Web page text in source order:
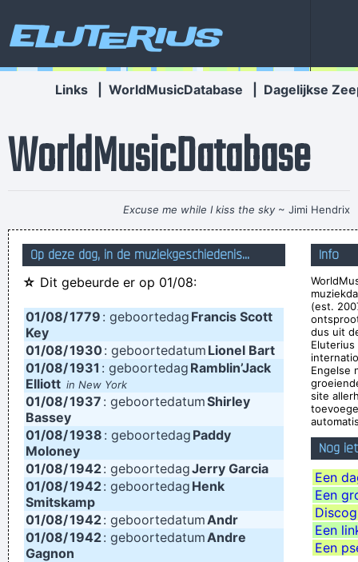
Eluterius
Links WorldMusicDatabase Dagelijkse
WorldMusicDatabase
Excuse me while I kiss the sky ~ Jimi Hendrix
I can spot empty flattery and know exactly where I stand. In
the end it´s really only my own approval or disapproval that
means anything.
~ Agneta Fältskog
. And these children that you spit on as they try to change
their worlds, they are immune to your consultations, they´ re
quite aware of what they´ re going through.
~ David Bowie
I was only 21 I was just trying to take everyday subjects and
write about things other people weren´t writing about -
~ Paul Weller
... Just as Jesus created wine from water, we humans are
capable on transmuting emotion into music..~ Carlos Santana
It's much too late to do anything about rock & roll now ... ~
Jerry Garcia
There are things known, there are things unknown, in
Op deze dag, in de muziekgeschiedenis...
☆ Dit gebeurde er op 01/08:
01/08/1779 : geboortedag Francis Scott
Key
01/08/1930: geboortedatum Lionel Bart
01/08/1931 : geboortedag Ramblin’Jack
Elliott in New York
01/08/1937 : geboortedatumShirley
Bassey
01/08/1938 : geboortedag Paddy
Moloney
01/08/1942: geboortedagJerry Garcia
01/08/1942: geboortedag Henk
Smitskamp
01/08/1942: geboortedatumAndr
01/08/1942: geboortedatumAndre
Gagnon
Info
(est.
dus uit
Engelse
site
Nog
Een
Een
Een
Een